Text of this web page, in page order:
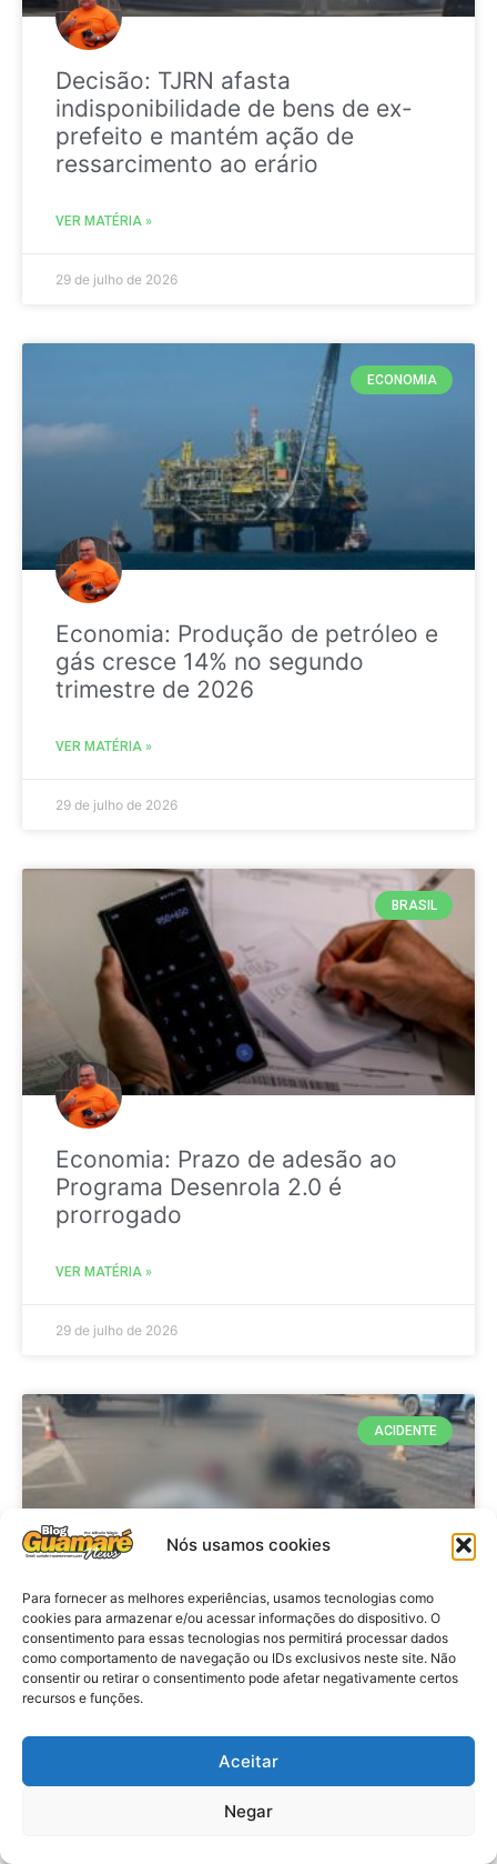
Nós usamos cookies
Para fornecer as melhores experiências, usamos tecnologias como
cookies para armazenar e/ou acessar informações do dispositivo. O
consentimento para essas tecnologias nos permitirá processar dados
como comportamento de navegação ou IDs exclusivos neste site. Não
consentir ou retirar o consentimento pode afetar negativamente certos
recursos e funções.
Aceitar
Negar
Decisão: TJRN afasta
indisponibilidade de bens de ex-
prefeito e mantém ação de
ressarcimento ao erário
VER MATÉRIA »
29 de julho de 2026
ECONOMIA
Economia: Produção de petróleo e
gás cresce 14% no segundo
trimestre de 2026
VER MATÉRIA »
29 de julho de 2026
BRASIL
Economia: Prazo de adesão ao
Programa Desenrola 2.0 é
prorrogado
VER MATÉRIA »
29 de julho de 2026
ACIDENTE
Acidente: A caminho do trabalho
professora se envolve em
acidente e vai a obito na RN 118
no Alto do Rodrigues, RN